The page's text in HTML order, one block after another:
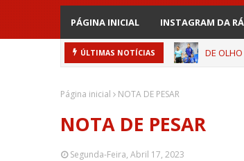
PÁGINA INICIAL INSTAGRAM DA
ÚLTIMAS NOTÍCIAS DE
Página inicial NOTA DE PESAR
NOTA DE PESAR
Segunda-Feira, Abril 17, 2023